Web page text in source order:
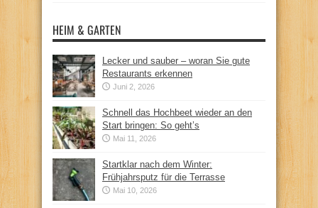
HEIM & GARTEN
Lecker und sauber – woran Sie gute
Restaurants erkennen
Juni 2, 2026
Schnell das Hochbeet wieder an den
Start bringen: So geht’s
Mai 11, 2026
Startklar nach dem Winter:
Frühjahrsputz für die Terrasse
Mai 10, 2026